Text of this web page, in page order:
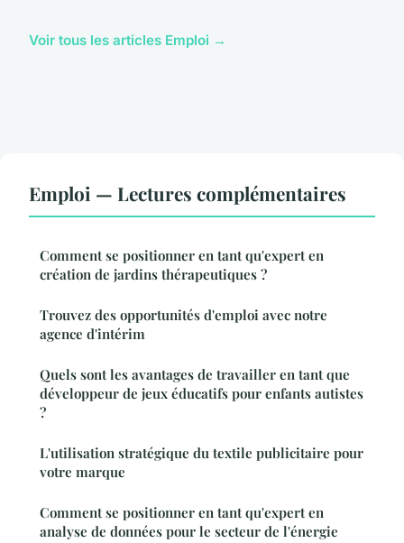
Voir tous les articles Emploi →
Emploi — Lectures complémentaires
Comment se positionner en tant qu'expert en
création de jardins thérapeutiques ?
Trouvez des opportunités d'emploi avec notre
agence d'intérim
Quels sont les avantages de travailler en tant que
développeur de jeux éducatifs pour enfants autistes
?
L'utilisation stratégique du textile publicitaire pour
votre marque
Comment se positionner en tant qu'expert en
analyse de données pour le secteur de l'énergie